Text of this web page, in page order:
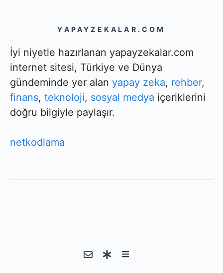
YAPAYZEKALAR.COM
İyi niyetle hazırlanan yapayzekalar.com
internet sitesi, Türkiye ve Dünya
gündeminde yer alan yapay zeka, rehber,
finans, teknoloji, sosyal medya içeriklerini
doğru bilgiyle paylaşır.
netkodlama